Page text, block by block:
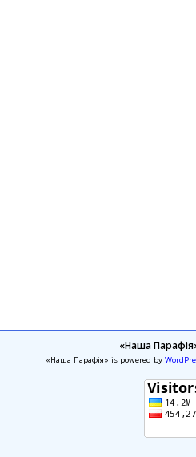
«Наша
«Наша Парафія» is powered by